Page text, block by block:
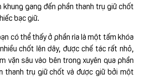
khung gang đến phần thanh trụ giữ chốt
bạc giữ.
có thể thấy ở phần rìa là một tấm khóa
chốt lên dây, được chế tác rất nhỏ,
vặn sâu vào bên trong xuyên qua phần
thanh trụ giữ chốt và được giữ bởi một